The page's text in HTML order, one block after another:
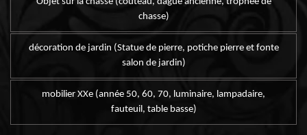
chasse)
décoration de jardin (Statue de pierre, potiche pierre et fonte
salon de jardin)
mobilier XXe (année 50, 60, 70, luminaire, lampadaire,
fauteuil, table basse)